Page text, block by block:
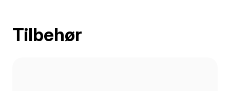
Tilbehør